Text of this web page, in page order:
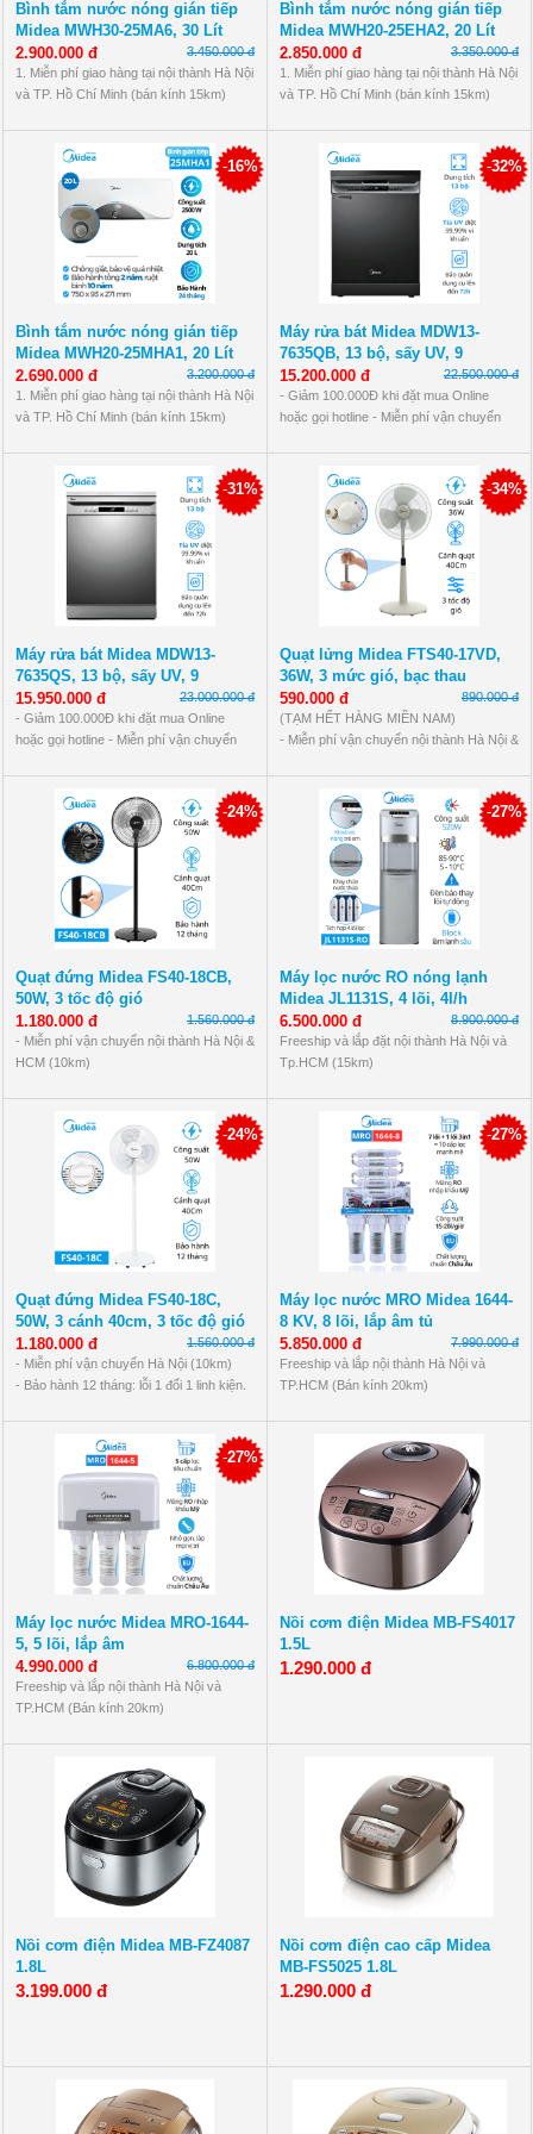
Bình tắm nước nóng gián tiếp
Midea MWH30-25MA6, 30 Lít
2.900.000 đ
3.450.000 đ
1. Miễn phí giao hàng tại nội thành Hà Nội
và TP. Hồ Chí Minh (bán kính 15km)
hoặc quẹt thẻ
Bình tắm nước nóng gián tiếp
Midea MWH20-25EHA2, 20 Lít
2.850.000 đ
3.350.000 đ
1. Miễn phí giao hàng tại nội thành Hà Nội
và TP. Hồ Chí Minh (bán kính 15km)
hoặc quẹt thẻ
-16%
Bình tắm nước nóng gián tiếp
Midea MWH20-25MHA1, 20 Lít
2.690.000 đ
3.200.000 đ
1. Miễn phí giao hàng tại nội thành Hà Nội
và TP. Hồ Chí Minh (bán kính 15km)
hoặc quẹt thẻ
-32%
Máy rửa bát Midea MDW13-
7635QB, 13 bộ, sấy UV, 9
chương trình
15.200.000 đ
22.500.000 đ
- Giảm 100.000Đ khi đặt mua Online
hoặc gọi hotline - Miễn phí vận chuyển
-31%
Máy rửa bát Midea MDW13-
7635QS, 13 bộ, sấy UV, 9
chương trình
15.950.000 đ
23.000.000 đ
- Giảm 100.000Đ khi đặt mua Online
hoặc gọi hotline - Miễn phí vận chuyển
-34%
Quạt lửng Midea FTS40-17VD,
36W, 3 mức gió, bạc thau
590.000 đ
890.000 đ
(TẠM HẾT HÀNG MIỀN NAM)
- Miễn phí vận chuyển nội thành Hà Nội &
- Thanh toán tiền mặt khi nhận hàng,
chuyển khoản, quẹt thẻ
*Ngoại tỉnh: Phí vận chuyển theo đơn vị
ship, đặt cọc 50.000đ-100.000đ
-24%
Quạt đứng Midea FS40-18CB,
50W, 3 tốc độ gió
1.180.000 đ
1.560.000 đ
- Miễn phí vận chuyển nội thành Hà Nội &
HCM (10km)
chuyển khoản, quẹt thẻ
*Ngoại tỉnh: Phí vận chuyển theo đơn vị
ship, đặt cọc 50.000đ-100.000đ
-27%
Máy lọc nước RO nóng lạnh
Midea JL1131S, 4 lõi, 4l/h
6.500.000 đ
8.900.000 đ
Freeship và lắp đặt nội thành Hà Nội và
Tp.HCM (15km)
-24%
Quạt đứng Midea FS40-18C,
50W, 3 cánh 40cm, 3 tốc độ gió
1.180.000 đ
1.560.000 đ
- Miễn phí vận chuyển Hà Nội (10km)
- Bảo hành 12 tháng: lỗi 1 đổi 1 linh kiện.
*Ngoại tỉnh: Phí vận chuyển theo đơn vị
ship, đặt cọc 100.000đ-200.000đ
-27%
Máy lọc nước MRO Midea 1644-
8 KV, 8 lõi, lắp âm tủ
5.850.000 đ
7.990.000 đ
Freeship và lắp nội thành Hà Nội và
TP.HCM (Bán kính 20km)
-27%
Máy lọc nước Midea MRO-1644-
5, 5 lõi, lắp âm
4.990.000 đ
6.800.000 đ
Freeship và lắp nội thành Hà Nội và
TP.HCM (Bán kính 20km)
Nồi cơm điện Midea MB-FS4017
1.5L
1.290.000 đ
Nồi cơm điện Midea MB-FZ4087
1.8L
3.199.000 đ
Nồi cơm điện cao cấp Midea
MB-FS5025 1.8L
1.290.000 đ